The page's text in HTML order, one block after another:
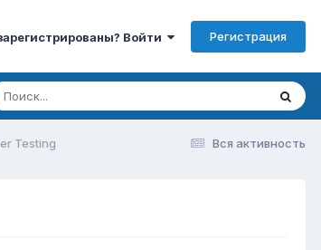
Войти Регистрация
Вся активность
Testing